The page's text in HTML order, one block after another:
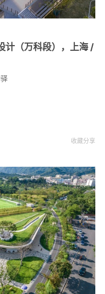
计（万科段），上海 /
收藏分享